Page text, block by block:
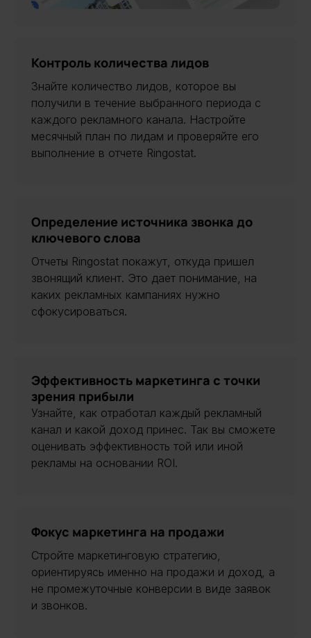
Контроль количества лидов
Знайте количество лидов, которое вы
получили в течение выбранного периода с
каждого рекламного канала. Настройте
месячный план по лидам и проверяйте его
выполнение в отчете Ringostat.
Определение источника звонка до
ключевого слова
Отчеты Ringostat покажут, откуда пришел
звонящий клиент. Это дает понимание, на
каких рекламных кампаниях нужно
сфокусироваться.
Эффективность маркетинга с точки
зрения прибыли
Узнайте, как отработал каждый рекламный
канал и какой доход принес. Так вы сможете
оценивать эффективность той или иной
рекламы на основании ROI.
Фокус маркетинга на продажи
Стройте маркетинговую стратегию,
ориентируясь именно на продажи и доход, а
не промежуточные конверсии в виде заявок
и звонков.